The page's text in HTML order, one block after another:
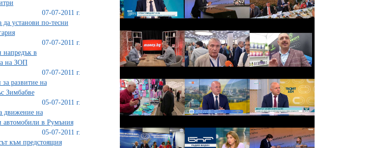
07-07-2011 г.
установи по-тесни
07-07-2011 г.
напредък в
на ЗОП
07-07-2011 г.
развитие на
Зимбабве
05-07-2011 г.
движение на
автомобили в Румъния
05-07-2011 г.
към предстоящия